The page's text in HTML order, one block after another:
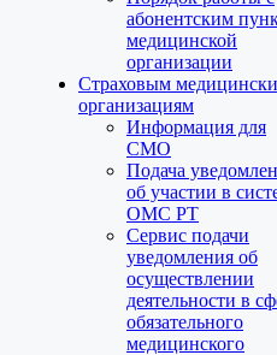
абонентским
медицинской
организации
Страховым
организациям
Информация для
СМО
Подача
об участии в
ОМС РТ
Сервис подачи
уведомления об
осуществлении
деятельности в
обязательного
медицинского